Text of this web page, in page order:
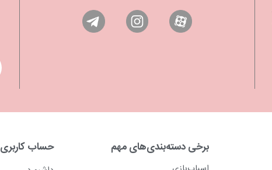
برخی دسته‌بندی‌های مهم حساب کاربری